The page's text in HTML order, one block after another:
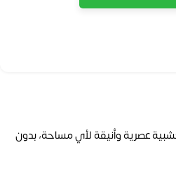
عصرية وأنيقة لأي مساحة، بدون